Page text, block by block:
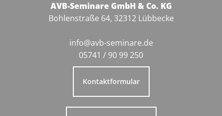
AVB-Seminare GmbH & Co. KG
Bohlenstraße 64, 32312 Lübbecke
info@avb-seminare.de
05741 / 90 99 250
Kontaktformular